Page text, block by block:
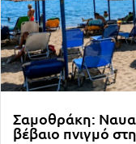
Σαμοθράκη:
βέβαιο πνιγμό